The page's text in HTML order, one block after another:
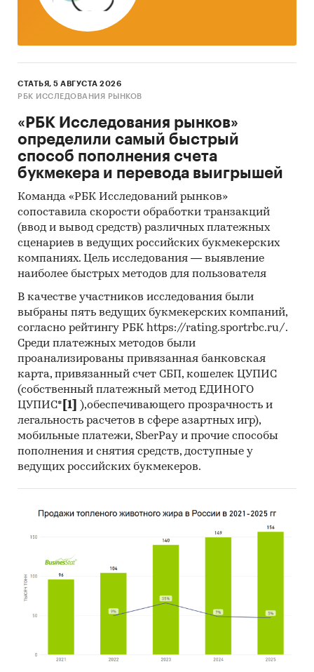
напитки
Кофе
Россия
Китай
СТАТЬЯ, 5 АВГУСТА 2026
РБК ИССЛЕДОВАНИЯ РЫНКОВ
«РБК Исследования рынков»
определили самый быстрый
способ пополнения счета
букмекера и перевода выигрышей
Команда «РБК Исследований рынков»
сопоставила скорости обработки транзакций
(ввод и вывод средств) различных платежных
сценариев в ведущих российских букмекерских
компаниях. Цель исследования — выявление
наиболее быстрых методов для пользователя
В качестве участников исследования были
выбраны пять ведущих букмекерских компаний,
согласно рейтингу РБК https://rating.sportrbc.ru/.
Среди платежных методов были
проанализированы привязанная банковская
карта, привязанный счет СБП, кошелек ЦУПИС
(собственный платежный метод ЕДИНОГО
ЦУПИС* [1]
),обеспечивающего прозрачность и
легальность расчетов в сфере азартных игр),
мобильные платежи, SberPay и прочие способы
пополнения и снятия средств, доступные у
ведущих российских букмекеров.